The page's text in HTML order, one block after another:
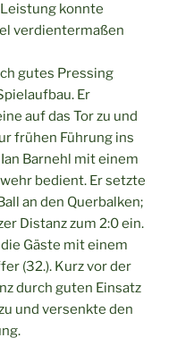
konnte
verdientermaßen
gutes Pressing
Er
auf das Tor zu und
frühen Führung ins
Barnehl mit einem
bedient. Er setzte
an den Querbalken;
Distanz zum 2:0 ein.
Gäste mit einem
(32.). Kurz vor der
durch guten Einsatz
und versenkte den